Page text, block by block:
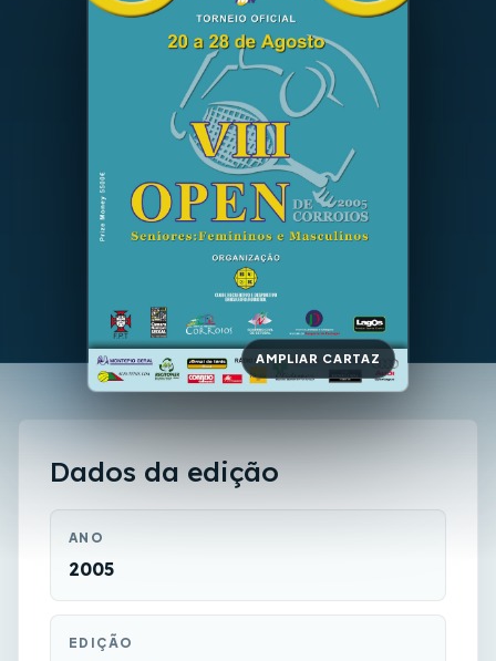
AMPLIAR CARTAZ
Dados da edição
ANO
2005
EDIÇÃO